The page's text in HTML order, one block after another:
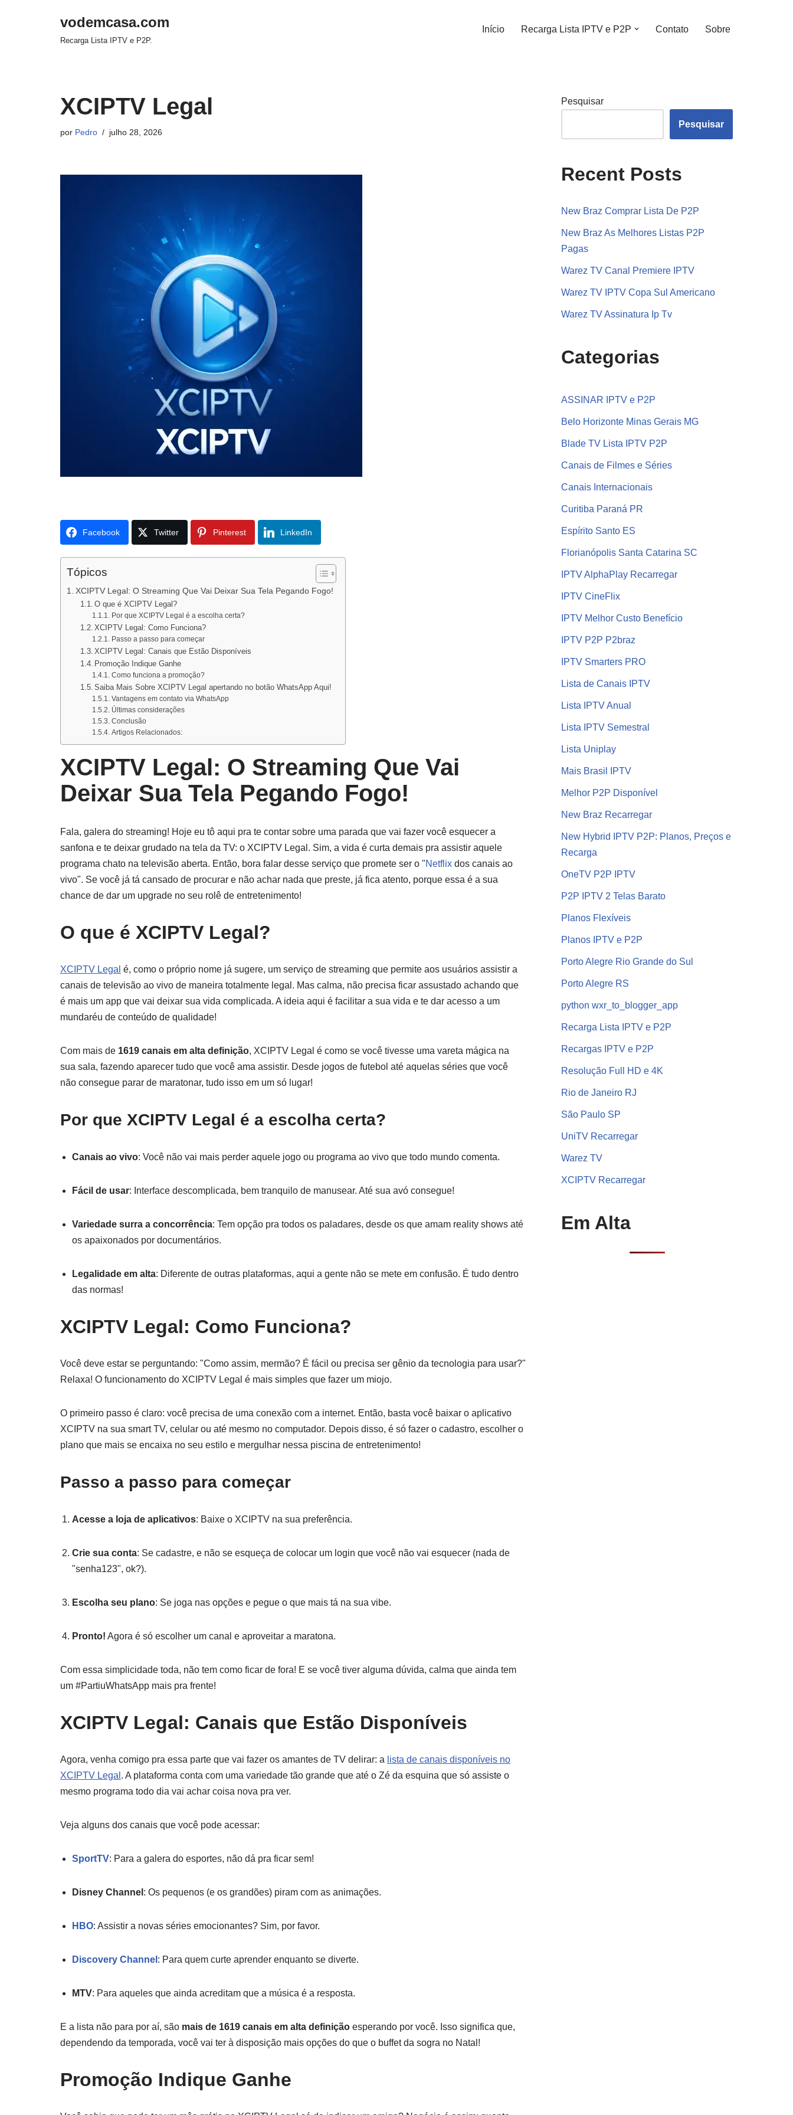
vodemcasa.com
Recarga Lista IPTV e P2P.
Início Recarga Lista IPTV e P2P Contato Sobre
XCIPTV Legal
por Pedro julho 28, 2026
Facebook Twitter Pinterest LinkedIn
Tópicos
XCIPTV Legal: O Streaming Que Vai Deixar Sua Tela Pegando Fogo!
O que é XCIPTV Legal?
Por que XCIPTV Legal é a escolha certa?
XCIPTV Legal: Como Funciona?
Passo a passo para começar
XCIPTV Legal: Canais que Estão Disponíveis
Promoção Indique Ganhe
Como funciona a promoção?
Saiba Mais Sobre XCIPTV Legal apertando no botão WhatsApp Aqui!
Vantagens em contato via WhatsApp
Últimas considerações
Conclusão
Artigos Relacionados:
XCIPTV Legal: O Streaming Que Vai
Deixar Sua Tela Pegando Fogo!
Fala, galera do streaming! Hoje eu tô aqui pra te contar sobre uma parada que vai fazer você esquecer a
sanfona e te deixar grudado na tela da TV: o XCIPTV Legal. Sim, a vida é curta demais pra assistir aquele
programa chato na televisão aberta. Então, bora falar desse serviço que promete ser o "Netflix dos canais ao
vivo". Se você já tá cansado de procurar e não achar nada que preste, já fica atento, porque essa é a sua
chance de dar um upgrade no seu rolê de entretenimento!
O que é XCIPTV Legal?
XCIPTV Legal é, como o próprio nome já sugere, um serviço de streaming que permite aos usuários assistir a
canais de televisão ao vivo de maneira totalmente legal. Mas calma, não precisa ficar assustado achando que
é mais um app que vai deixar sua vida complicada. A ideia aqui é facilitar a sua vida e te dar acesso a um
mundaréu de conteúdo de qualidade!
Com mais de 1619 canais em alta definição, XCIPTV Legal é como se você tivesse uma vareta mágica na
sua sala, fazendo aparecer tudo que você ama assistir. Desde jogos de futebol até aquelas séries que você
não consegue parar de maratonar, tudo isso em um só lugar!
Por que XCIPTV Legal é a escolha certa?
Canais ao vivo: Você não vai mais perder aquele jogo ou programa ao vivo que todo mundo comenta.
Fácil de usar: Interface descomplicada, bem tranquilo de manusear. Até sua avó consegue!
Variedade surra a concorrência: Tem opção pra todos os paladares, desde os que amam reality shows até
os apaixonados por documentários.
Legalidade em alta: Diferente de outras plataformas, aqui a gente não se mete em confusão. É tudo dentro
das normas!
XCIPTV Legal: Como Funciona?
Você deve estar se perguntando: "Como assim, mermão? É fácil ou precisa ser gênio da tecnologia para usar?"
Relaxa! O funcionamento do XCIPTV Legal é mais simples que fazer um miojo.
O primeiro passo é claro: você precisa de uma conexão com a internet. Então, basta você baixar o aplicativo
XCIPTV na sua smart TV, celular ou até mesmo no computador. Depois disso, é só fazer o cadastro, escolher o
plano que mais se encaixa no seu estilo e mergulhar nessa piscina de entretenimento!
Passo a passo para começar
Acesse a loja de aplicativos: Baixe o XCIPTV na sua preferência.
Crie sua conta: Se cadastre, e não se esqueça de colocar um login que você não vai esquecer (nada de
"senha123", ok?).
Escolha seu plano: Se joga nas opções e pegue o que mais tá na sua vibe.
Pronto! Agora é só escolher um canal e aproveitar a maratona.
Com essa simplicidade toda, não tem como ficar de fora! E se você tiver alguma dúvida, calma que ainda tem
um #PartiuWhatsApp mais pra frente!
XCIPTV Legal: Canais que Estão Disponíveis
Agora, venha comigo pra essa parte que vai fazer os amantes de TV delirar: a lista de canais disponíveis no
XCIPTV Legal . A plataforma conta com uma variedade tão grande que até o Zé da esquina que só assiste o
mesmo programa todo dia vai achar coisa nova pra ver.
Veja alguns dos canais que você pode acessar:
SportTV: Para a galera do esportes, não dá pra ficar sem!
Disney Channel : Os pequenos (e os grandões) piram com as animações.
HBO: Assistir a novas séries emocionantes? Sim, por favor.
Discovery Channel : Para quem curte aprender enquanto se diverte.
MTV: Para aqueles que ainda acreditam que a música é a resposta.
E a lista não para por aí, são mais de 1619 canais em alta definição esperando por você. Isso significa que,
dependendo da temporada, você vai ter à disposição mais opções do que o buffet da sogra no Natal!
Promoção Indique Ganhe
Pesquisar
Pesquisar
Recent Posts
New Braz Comprar Lista De P2P
New Braz As Melhores Listas P2P
Pagas
Warez TV Canal Premiere IPTV
Warez TV IPTV Copa Sul Americano
Warez TV Assinatura Ip Tv
Categorias
ASSINAR IPTV e P2P
Belo Horizonte Minas Gerais MG
Blade TV Lista IPTV P2P
Canais de Filmes e Séries
Canais Internacionais
Curitiba Paraná PR
Espírito Santo ES
Florianópolis Santa Catarina SC
IPTV AlphaPlay Recarregar
IPTV CineFlix
IPTV Melhor Custo Benefício
IPTV P2P P2braz
IPTV Smarters PRO
Lista de Canais IPTV
Lista IPTV Anual
Lista IPTV Semestral
Lista Uniplay
Mais Brasil IPTV
Melhor P2P Disponível
New Braz Recarregar
New Hybrid IPTV P2P: Planos, Preços e
Recarga
OneTV P2P IPTV
P2P IPTV 2 Telas Barato
Planos Flexíveis
Planos IPTV e P2P
Porto Alegre Rio Grande do Sul
Porto Alegre RS
python wxr_to_blogger_app
Recarga Lista IPTV e P2P
Recargas IPTV e P2P
Resolução Full HD e 4K
Rio de Janeiro RJ
São Paulo SP
UniTV Recarregar
Warez TV
XCIPTV Recarregar
Em Alta